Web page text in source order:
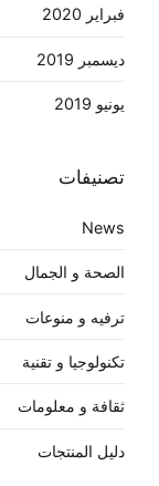
فبراير 2020
ديسمبر 2019
يونيو 2019
تصنيفات
News
الصحة و الجمال
ترفيه و منوعات
تكنولوجيا و تقنية
ثقافة و معلومات
دليل المنتجات